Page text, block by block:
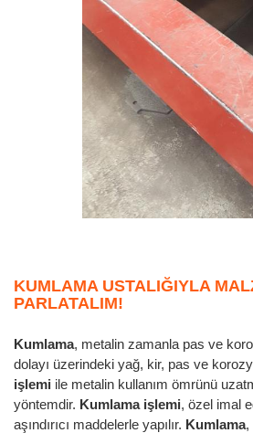
KUMLAMA USTALIĞIYLA
PARLATALIM!
Kumlama, metalin zamanla pas ve
dolayı üzerindeki yağ, kir, pas ve
işlemi ile metalin kullanım ömrünü
yöntemdir. Kumlama işlemi, özel imal
aşındırıcı maddelerle yapılır. Kumlama,